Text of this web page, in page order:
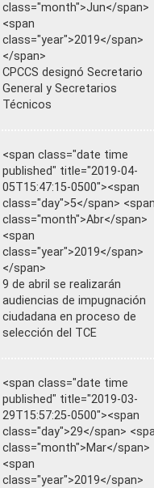
class="month">Jun</span>
<span
class="year">2019</span>
</span>
CPCCS designó Secretario
General y Secretarios
Técnicos
<span class="date time
published" title="2019-04-
05T15:47:15-0500"><span
class="day">5</span> <span
class="month">Abr</span>
<span
class="year">2019</span>
</span>
9 de abril se realizarán
audiencias de impugnación
ciudadana en proceso de
selección del TCE
<span class="date time
published" title="2019-03-
29T15:57:25-0500"><span
class="day">29</span>
class="month">Mar</span>
<span
class="year">2019</span>